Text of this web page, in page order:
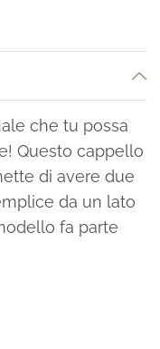
che tu possa
Questo cappello
di avere due
da un lato
fa parte